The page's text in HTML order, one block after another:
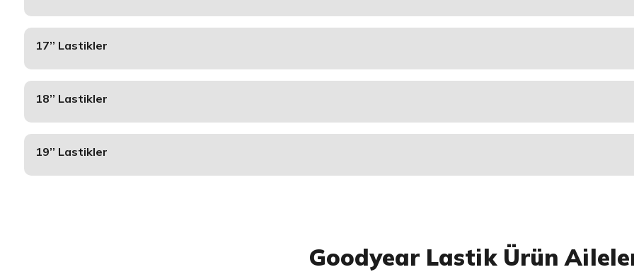
17’’ Lastikler
18’’ Lastikler
19’’ Lastikler
Goodyear Lastik Ürün